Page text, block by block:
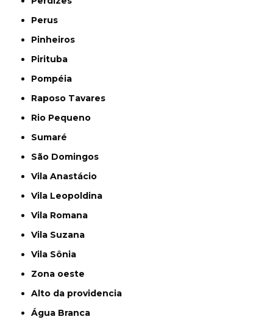
Perus
Pinheiros
Pirituba
Pompéia
Raposo Tavares
Rio Pequeno
Sumaré
São Domingos
Vila Anastácio
Vila Leopoldina
Vila Romana
Vila Suzana
Vila Sônia
Zona oeste
alto da providencia
Água Branca